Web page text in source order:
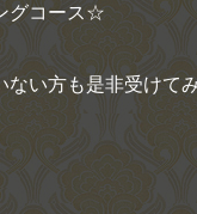
グコース☆
ない方も是非受けて